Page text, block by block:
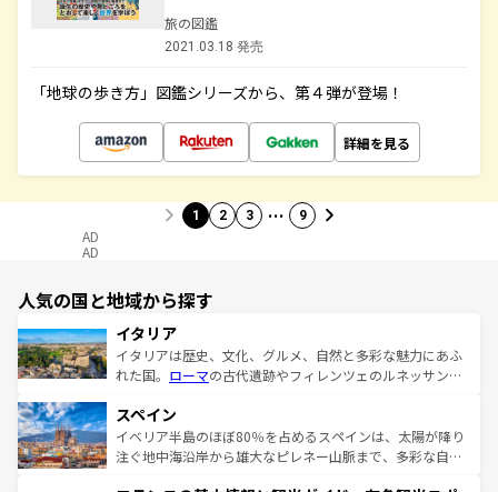
旅の図鑑
2021.03.18 発売
「地球の歩き方」図鑑シリーズから、第４弾が登場！
詳細を見る
1 2 3 … 9
AD
AD
人気の国と地域から探す
イタリア
イタリアは歴史、文化、グルメ、自然と多彩な魅力にあふ
れた国。 ローマの古代遺跡やフィレンツェのルネッサンス
ろん、トスカーナの美しい田園風景やアマルフィ海岸の絶
景など、自然景観も見逃せない。観光の合間には、本場の
ピザやパスタなど、絶品のイタリア料理を堪能することも
スペイン
イベリア半島のほぼ80％を占めるスペインは、太陽が降り
注ぐ地中海沿岸から雄大なピレネー山脈まで、多彩な自然